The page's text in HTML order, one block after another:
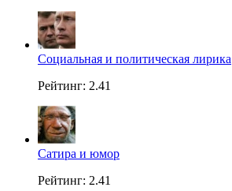
Социальная и политическая лирика
Рейтинг: 2.41
Сатира и юмор
Рейтинг: 2.41